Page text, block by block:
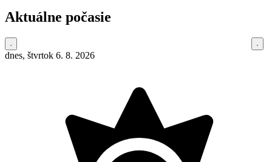
Aktuálne počasie
dnes, štvrtok 6. 8. 2026